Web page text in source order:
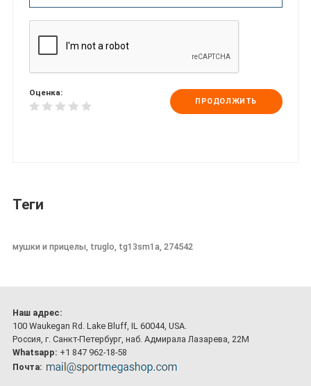
Оценка:
ПРОДОЛЖИТЬ
Теги
мушки и прицелы, truglo, tg13sm1a, 274542
Наш адрес:
100 Waukegan Rd. Lake Bluff, IL 60044, USA.
Россия, г. Санкт-Петербург, наб. Адмирала Лазарева, 22М
Whatsapp: +1 847 962-18-58
Почта: